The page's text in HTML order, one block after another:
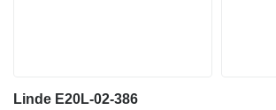
Linde E20L-02-386